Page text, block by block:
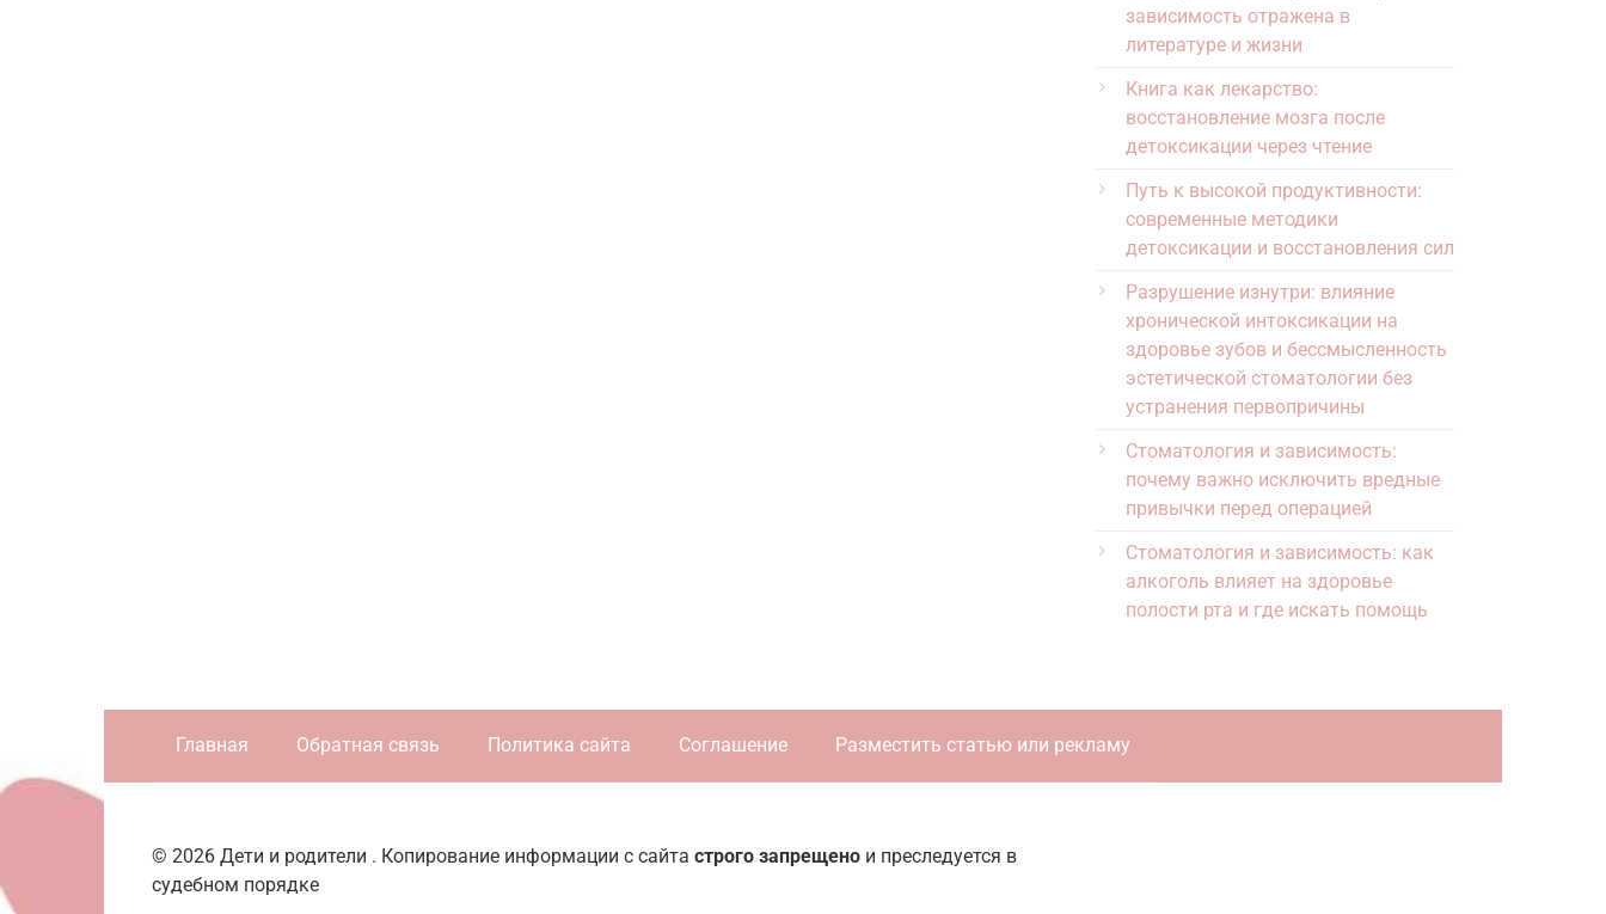
зависимость отражена в
литературе и жизни
Книга как лекарство:
восстановление мозга после
детоксикации через чтение
Путь к высокой продуктивности:
современные методики
детоксикации и восстановления сил
Разрушение изнутри: влияние
хронической интоксикации на
здоровье зубов и бессмысленность
эстетической стоматологии без
устранения первопричины
Стоматология и зависимость:
почему важно исключить вредные
привычки перед операцией
Стоматология и зависимость: как
алкоголь влияет на здоровье
полости рта и где искать помощь
Главная Обратная связь Политика сайта Соглашение Разместить статью или рекламу
© 2026 Дети и родители . Копирование информации с сайта строго запрещено и преследуется в
судебном порядке